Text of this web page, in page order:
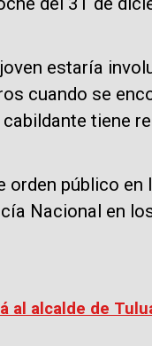
estaría
cuando se
tiene
público en
Nacional en
al alcalde de